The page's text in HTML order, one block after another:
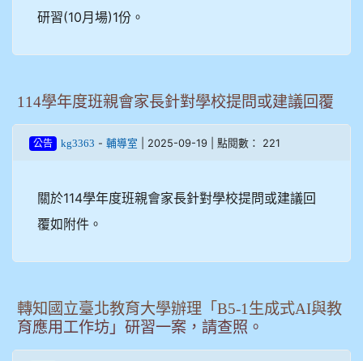
研習(10月場)1份。
114學年度班親會家長針對學校提問或建議回覆
公告 kg3363 - 輔導室 | 2025-09-19 | 點閱數： 221
關於114學年度班親會家長針對學校提問或建議回
覆如附件。
轉知國立臺北教育大學辦理「B5-1生成式AI與教
育應用工作坊」研習一案，請查照。